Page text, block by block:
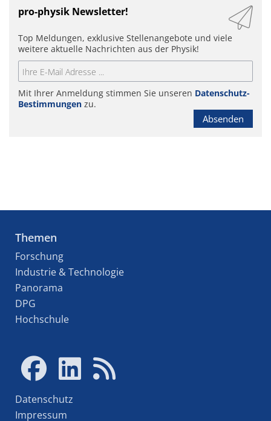
pro-physik Newsletter!
Top Meldungen, exklusive Stellenangebote und viele
weitere aktuelle Nachrichten aus der Physik!
Mit Ihrer Anmeldung stimmen Sie unseren Datenschutz-
Bestimmungen zu.
Absenden
Themen
Forschung
Industrie & Technologie
Panorama
DPG
Hochschule
Datenschutz
Impressum